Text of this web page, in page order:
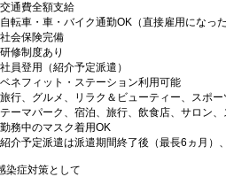
通費全額支給
転車・車・バイク通勤OK（直接雇用になった
会保険完備
修制度あり
員登用（紹介予定派遣）
ネフィット・ステーション利用可能
行、グルメ、リラク＆ビューティー、スポー
テーマパーク、宿泊、旅行、飲食店、サロン、
務中のマスク着用OK
介予定派遣は派遣期間終了後（最長6ヵ月）
染症対策として